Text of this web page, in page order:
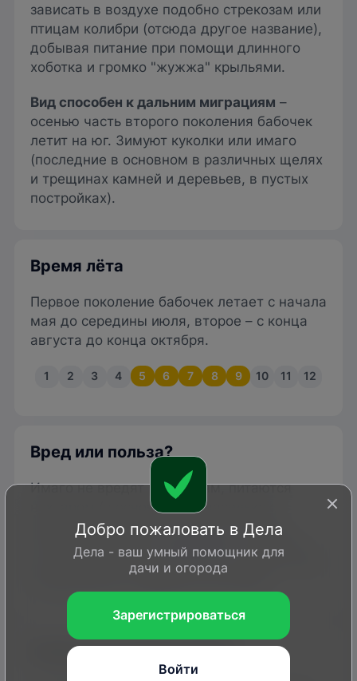
зависать в воздухе подобно стрекозам или
птицам колибри (отсюда другое название),
добывая питание при помощи длинного
хоботка и громко "жужжа" крыльями.
Вид способен к дальним миграциям –
осенью часть второго поколения бабочек
летит на юг. Зимуют куколки или имаго
(последние в основном в различных щелях
и трещинах камней и деревьев, в пустых
постройках).
Время лёта
Первое поколение бабочек летает с начала
мая до середины июля, второе – с конца
августа до конца октября.
1 2 3 4 5 6 7 8 9 10 11 12
Вред или польза?
Имаго не вредят растениям, питаются
нектаром (в основном на васильках,
мыльнянках, синяках, геранях, астрах,
петуниях, флоксах,
жимолости
др.). Личинки поедают растительные ткани
Каким растениям вредит
Добро пожаловать в Дела
Дела - ваш умный помощник для
дачи и огорода
Зарегистрироваться
Войти